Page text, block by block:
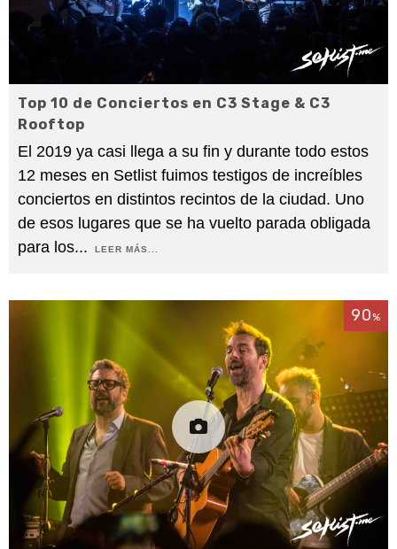
Top 10 de Conciertos en C3 Stage & C3
Rooftop
El 2019 ya casi llega a su fin y durante todo estos
12 meses en Setlist fuimos testigos de increíbles
conciertos en distintos recintos de la ciudad. Uno
de esos lugares que se ha vuelto parada obligada
para los... LEER MÁS...
90%